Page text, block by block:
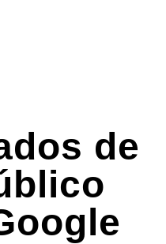
de